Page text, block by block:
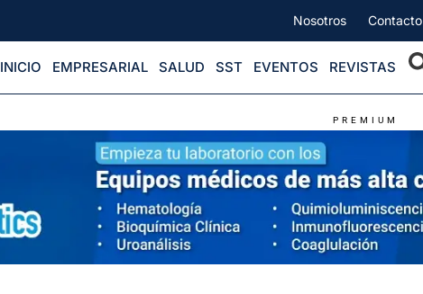
Nosotros Contacto
INICIO EMPRESARIAL SALUD SST EVENTOS REVISTAS
PREMIUM